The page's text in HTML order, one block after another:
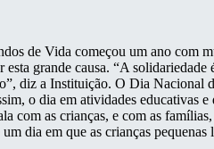
de Vida começou um ano com
grande causa. “A
diz a Instituição. O Dia
o dia em atividades
com as crianças, e com as
dia em que as crianças